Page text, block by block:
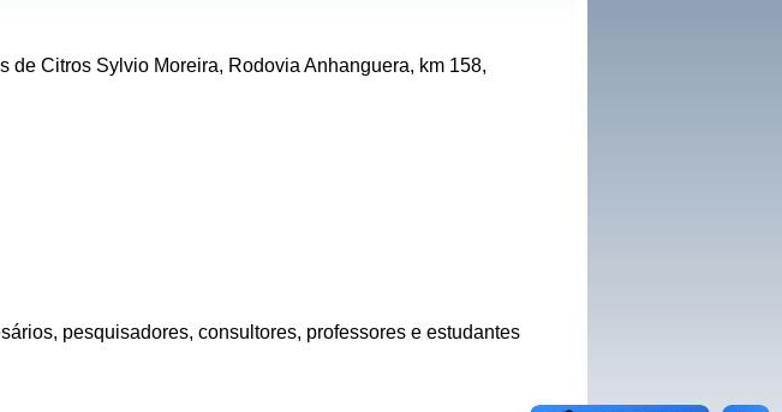
Citros Sylvio Moreira, Rodovia Anhanguera, km 158,
pesquisadores, consultores, professores e estudantes